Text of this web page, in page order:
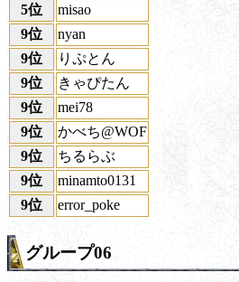
5位
misao
9位
nyan
9位
りぷとん
9位
きゃぴたん
9位
mei78
9位
かべち@WOF
9位
ちるらぶ
9位
minamto0131
9位
error_poke
グループ06